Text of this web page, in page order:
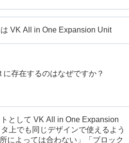
VK All in One Expansion Unit
存在するのはなぜですか？
として VK All in One Expansion
上でも同じデザインで使えるよう
によっては合わない」「ブロック